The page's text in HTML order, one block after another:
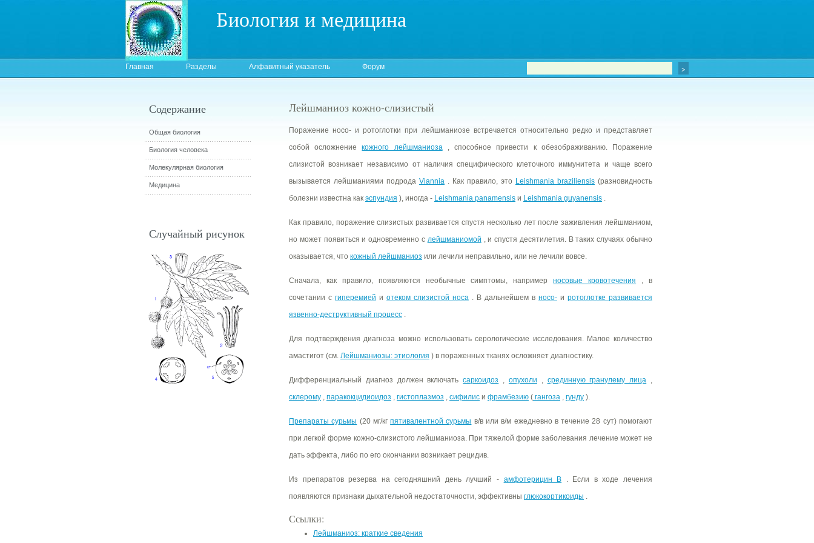
Биология и медицина
Главная Разделы Алфавитный указатель Форум
Лейшманиоз кожно-слизистый
Поражение носо- и ротоглотки при лейшманиозе встречается относительно редко и представляет
собой осложнениекожного лейшманиоза, способное привести к обезображиванию. Поражение
слизистой возникает независимо от наличия специфического клеточного иммунитета и чаще всего
вызывается лейшманиями подрода Viannia . Как правило, это Leishmania braziliensis (разновидность
болезни известна как эспундия ), иногда - Leishmania panamensis и Leishmania guyanensis .
Как правило, поражение слизистых развивается спустя несколько лет после заживления лейшманиом,
но может появиться и одновременно с лейшманиомой , и спустя десятилетия. В таких случаях обычно
оказывается, что кожный лейшманиоз или лечили неправильно, или не лечили вовсе.
Сначала, как правило, появляются необычные симптомы, напримерносовые кровотечения , в
сочетании с гиперемией и отеком слизистой носа . В дальнейшем в носо- и ротоглотке развивается
язвенно-деструктивный процесс .
Для подтверждения диагноза можно использовать серологические исследования. Малое количество
амастигот (см. Лейшманиозы: этиология ) в пораженных тканях осложняет диагностику.
Дифференциальный диагноз должен включатьсаркоидоз , опухоли , срединную гранулему лица ,
склерому , паракокцидиоидоз , гистоплазмоз , сифилис и фрамбезию ( гангоза , гунду ).
Препараты сурьмы (20 мг/кгпятивалентной сурьмы в/в или в/м ежедневно в течение 28 сут) помогают
при легкой форме кожно-слизистого лейшманиоза. При тяжелой форме заболевания лечение может не
дать эффекта, либо по его окончании возникает рецидив.
Из препаратов резерва на сегодняшний день лучший - амфотерицин В . Если в ходе лечения
появляются признаки дыхательной недостаточности, эффективны глюкокортикоиды .
Ссылки:
Лейшманиоз: краткие сведения
Содержание
Общая биология
Биология человека
Молекулярная биология
Медицина
Случайный рисунок